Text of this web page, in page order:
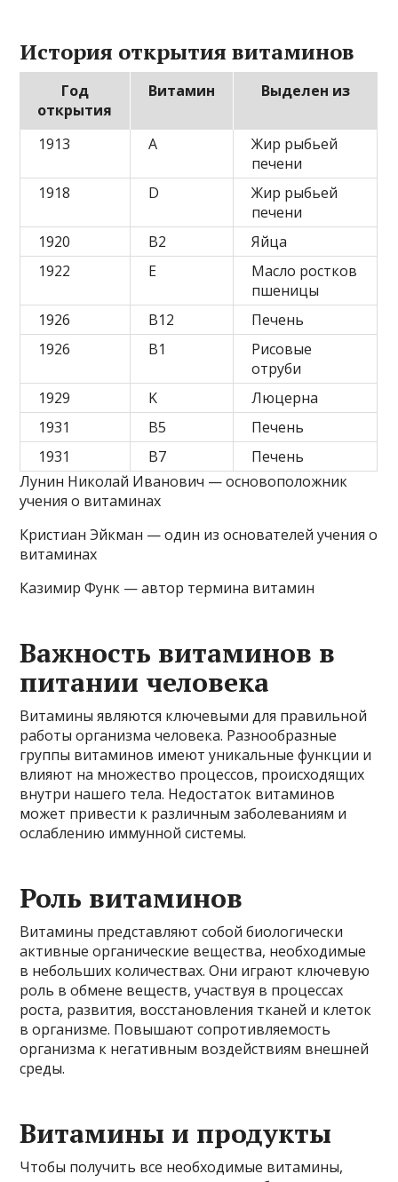
История открытия витаминов
Год
открытия
Витамин Выделен из
1913 A
Жир рыбьей
печени
1918
D
Жир рыбьей
печени
1920
B2
Яйца
1922
E
Масло ростков
пшеницы
1926
B12
Печень
1926
B1
Рисовые
отруби
1929
K
Люцерна
1931
B5
Печень
1931
B7
Печень
Лунин Николай Иванович — основоположник
учения о витаминах
Кристиан Эйкман — один из основателей учения о
витаминах
Казимир Функ — автор термина витамин
Важность витаминов в
питании человека
Витамины являются ключевыми для правильной
работы организма человека. Разнообразные
группы витаминов имеют уникальные функции и
влияют на множество процессов, происходящих
внутри нашего тела. Недостаток витаминов
может привести к различным заболеваниям и
ослаблению иммунной системы.
Роль витаминов
Витамины представляют собой биологически
активные органические вещества, необходимые
в небольших количествах. Они играют ключевую
роль в обмене веществ, участвуя в процессах
роста, развития, восстановления тканей и клеток
в организме. Повышают сопротивляемость
организма к негативным воздействиям внешней
среды.
Витамины и продукты
Чтобы получить все необходимые витамины,